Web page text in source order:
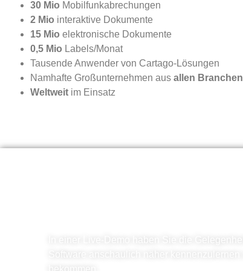
30 Mio Mobilfunkabrechungen
2 Mio interaktive Dokumente
15 Mio elektronische Dokumente
0,5 Mio Labels/Monat
Tausende Anwender von Cartago-Lösungen
Namhafte Großunternehmen aus allen Branchen
Weltweit im Einsatz